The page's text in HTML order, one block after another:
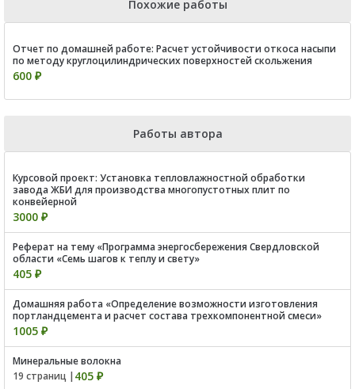
Похожие работы
Отчет по домашней работе: Расчет устойчивости откоса насыпи
по методу круглоцилиндрических поверхностей скольжения
600 ₽
Работы автора
Курсовой проект: Установка тепловлажностной обработки
завода ЖБИ для производства многопустотных плит по
конвейерной
3000 ₽
Реферат на тему «Программа энергосбережения Свердловской
области «Семь шагов к теплу и свету»
405 ₽
Домашняя работа «Определение возможности изготовления
портландцемента и расчет состава трехкомпонентной смеси»
1005 ₽
Минеральные волокна
19 страниц | 405 ₽